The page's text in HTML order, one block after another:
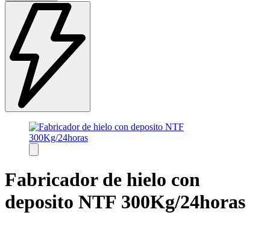
Fabricador de hielo con
deposito NTF 300Kg/24horas